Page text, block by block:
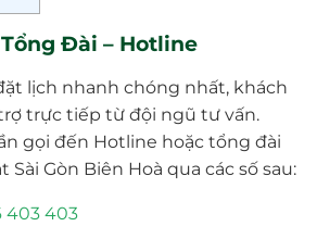
Đài – Hotline
lịch nhanh chóng nhất, khách
trực tiếp từ đội ngũ tư vấn.
gọi đến Hotline hoặc tổng đài
Sài Gòn Biên Hoà qua các số sau:
403 403